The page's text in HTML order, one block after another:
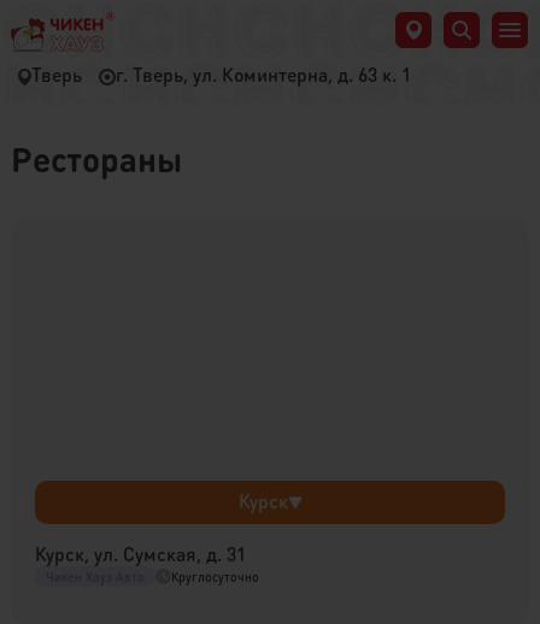
Тверь г. Тверь, ул. Коминтерна, д. 63 к. 1
Рестораны
Курск
Курск, ул. Сумская, д. 31
Круглосуточно